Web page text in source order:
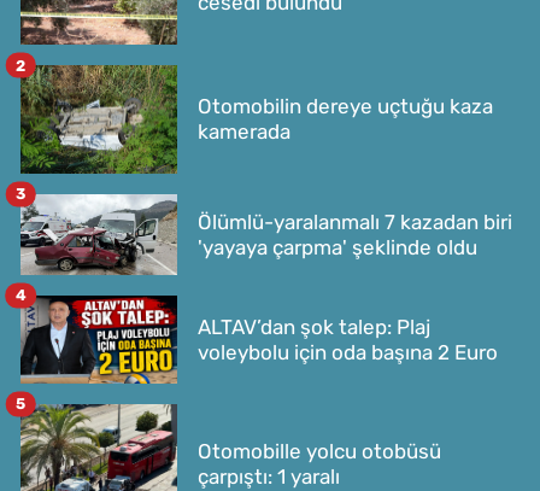
Otomobilin dereye uçtuğu kaza
kamerada
2
Ölümlü-yaralanmalı 7 kazadan biri
'yayaya çarpma' şeklinde oldu
3
ALTAV’dan şok talep: Plaj
voleybolu için oda başına 2 Euro
4
Otomobille yolcu otobüsü
çarpıştı: 1 yaralı
5